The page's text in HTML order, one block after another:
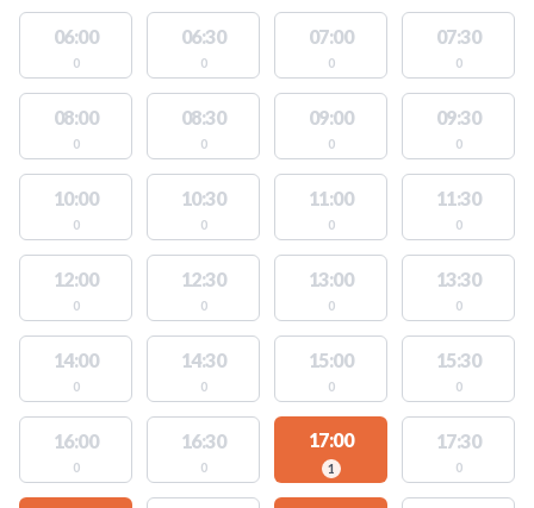
06:00
0
06:30
0
07:00
0
07:30
0
08:00
0
08:30
0
09:00
0
09:30
0
10:00
0
10:30
0
11:00
0
11:30
0
12:00
0
12:30
0
13:00
0
13:30
0
14:00
0
14:30
0
15:00
0
15:30
0
16:00
0
16:30
0
17:00
1
17:30
0